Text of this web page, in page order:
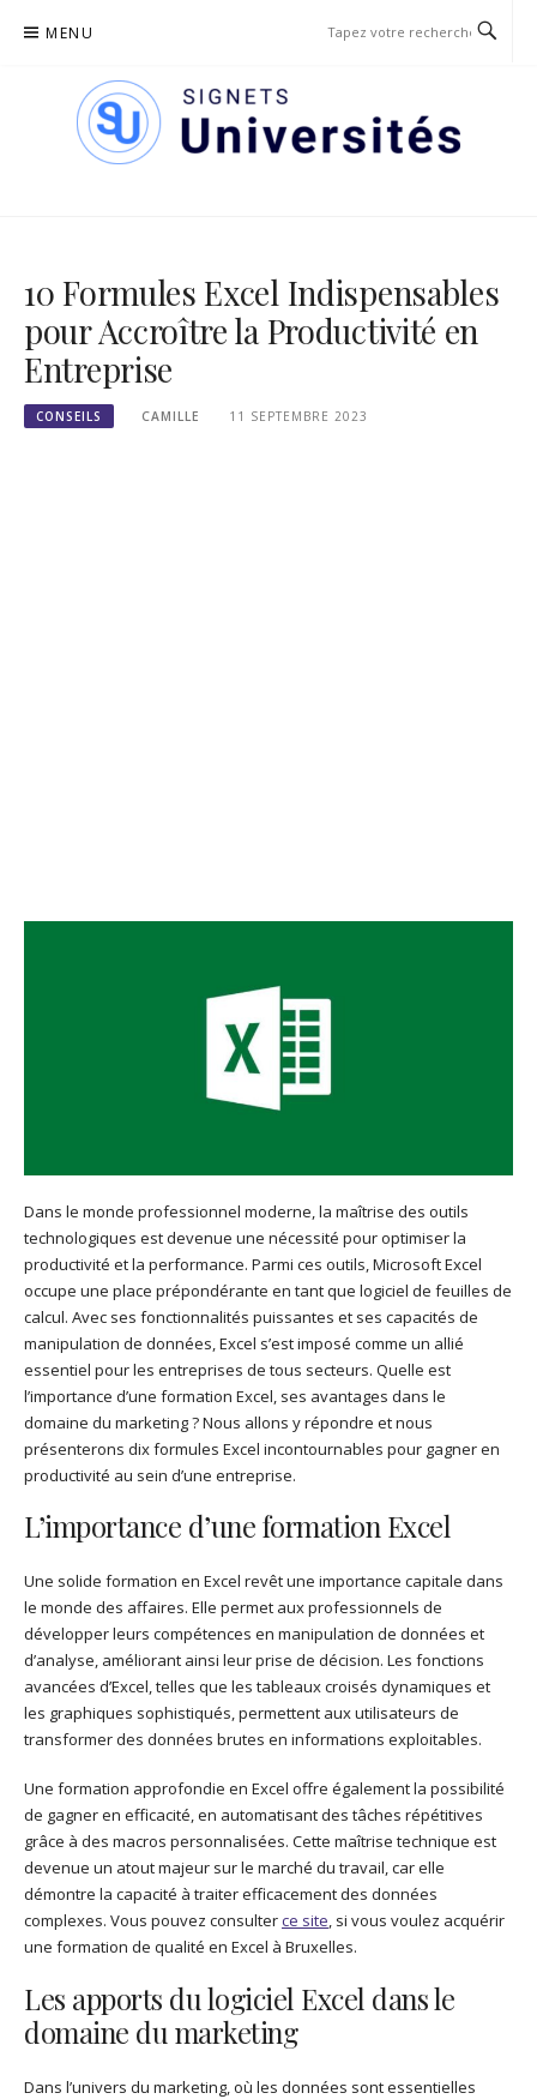
MENU
10 Formules Excel Indispensables
pour Accroître la Productivité en
Entreprise
CONSEILS CAMILLE 11 SEPTEMBRE 2023
Dans le monde professionnel moderne, la maîtrise des outils
technologiques est devenue une nécessité pour optimiser la
productivité et la performance. Parmi ces outils, Microsoft Excel
occupe une place prépondérante en tant que logiciel de feuilles de
calcul. Avec ses fonctionnalités puissantes et ses capacités de
manipulation de données, Excel s’est imposé comme un allié
essentiel pour les entreprises de tous secteurs. Quelle est
l’importance d’une formation Excel, ses avantages dans le
domaine du marketing ? Nous allons y répondre et nous
présenterons dix formules Excel incontournables pour gagner en
productivité au sein d’une entreprise.
L’importance d’une formation Excel
Une solide formation en Excel revêt une importance capitale dans
le monde des affaires. Elle permet aux professionnels de
développer leurs compétences en manipulation de données et
d’analyse, améliorant ainsi leur prise de décision. Les fonctions
avancées d’Excel, telles que les tableaux croisés dynamiques et
les graphiques sophistiqués, permettent aux utilisateurs de
transformer des données brutes en informations exploitables.
Une formation approfondie en Excel offre également la possibilité
de gagner en efficacité, en automatisant des tâches répétitives
grâce à des macros personnalisées. Cette maîtrise technique est
devenue un atout majeur sur le marché du travail, car elle
démontre la capacité à traiter efficacement des données
complexes. Vous pouvez consulterce site, si vous voulez acquérir
une formation de qualité en Excel à Bruxelles.
Les apports du logiciel Excel dans le
domaine du marketing
Dans l’univers du marketing, où les données sont essentielles